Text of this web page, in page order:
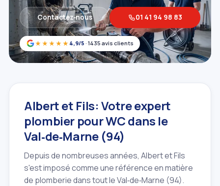
★★★★★ 4,9/5 · 1435 avis clients
Contactez‑nous 01 41 94 98 83
Albert et Fils: Votre expert
plombier pour WC dans le
Val‑de‑Marne (94)
Depuis de nombreuses années, Albert et Fils
s'est imposé comme une référence en matière
de plomberie dans tout le Val‑de‑Marne (94).